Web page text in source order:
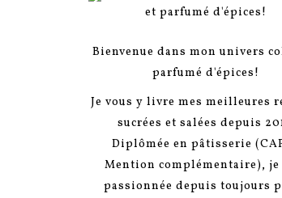
Bienvenue dans mon univers
parfumé d'épices!
Je vous y livre mes meilleures
sucrées et salées depuis
Diplômée en pâtisserie
Mention complémentaire), je
passionnée depuis toujours